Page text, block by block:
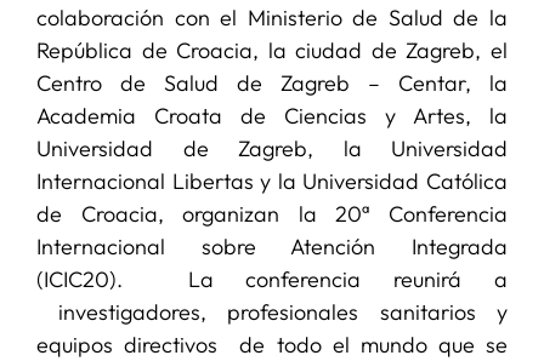
colaboración con el Ministerio de Salud de la
República de Croacia, la ciudad de Zagreb, el
Centro de Salud de Zagreb – Centar, la
Academia Croata de Ciencias y Artes, la
Universidad de Zagreb, la Universidad
Internacional Libertas y la Universidad Católica
de Croacia, organizan la 20ª Conferencia
Internacional sobre Atención Integrada
(ICIC20). La conferencia reunirá a
investigadores, profesionales sanitarios y
equipos directivos de todo el mundo que se